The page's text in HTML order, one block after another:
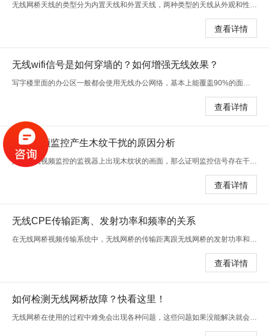
无线网桥天线的类型分为内置天线和外置天线，两种类型的天线从外观和性能方面存在一定的差异，接下来我们一起来了解一下无线网桥的两种
查看详情
无线wifi信号是如何穿墙的？如何增强无线效果？
写字楼里面的办公区一般都会使用无线办公网络，基本上能覆盖90%的面积，大多数的无线终端设备都能够正常使用无线网络，但还是有少部分
查看详情
无线视频监控产生木纹干扰的原因分析
如果无线视频监控的监视器上出现木纹状的画面，那么证明监控信号存在干扰，这样的干扰轻则会模糊图像，严重的话会直接无法看清图像。导
查看详情
无线CPE传输距离、发射功率和频率的关系
在无线网桥视频传输系统中，无线网桥的传输距离跟无线网桥的发射功率和频率及天线增益有着很大的联系。下面是申瓯智联小编整理的一些知
查看详情
如何检测无线网桥故障？快看这里！
无线网桥在使用的过程中难免会出现各种问题，这些问题如果没能解决就会影响无线网桥的正常使用，比如无线视频监控就无法进行数据传输，